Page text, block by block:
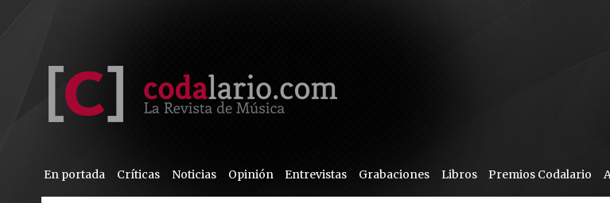
En portada Críticas Noticias Opinión Entrevistas Grabaciones Libros Premios Codalario